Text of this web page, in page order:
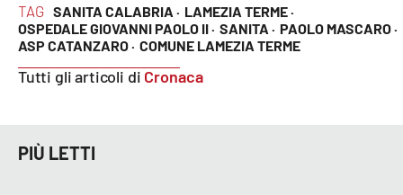
Vibo Valentia
Reggio Calabria
TAG SANITA CALABRIA · LAMEZIA TERME ·
OSPEDALE GIOVANNI PAOLO II · SANITA · PAOLO MASCARO ·
ASP CATANZARO · COMUNE LAMEZIA TERME
Tutti gli articoli di Cronaca
PIÙ LETTI